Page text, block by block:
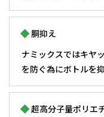
胴抑え
ナミックスではキヤ
を防ぐ為にボトルを
超高分子量ポリエ